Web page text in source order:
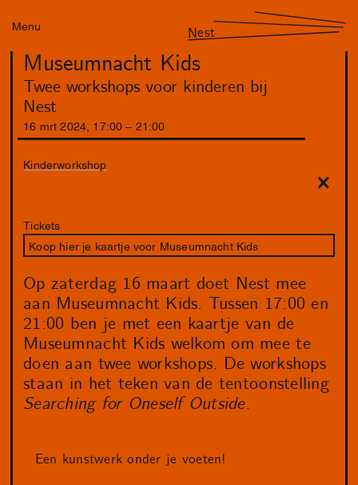
Menu Nest
Museumnacht Kids
Twee workshops voor kinderen bij
Nest
16 mrt 2024 17 :00 21 :00
Kinderworkshop
Tickets
Koop hier je kaartje voor Museumnacht Kids
Op zaterdag 16 maart doet Nest mee
aan Museumnacht Kids. Tussen 17:00 en
21:00 ben je met een kaartje van de
Museumnacht Kids welkom om mee te
doen aan twee workshops. De workshops
staan in het teken van de tentoonstelling
Searching for Oneself Outside.
Een kunstwerk onder je voeten!